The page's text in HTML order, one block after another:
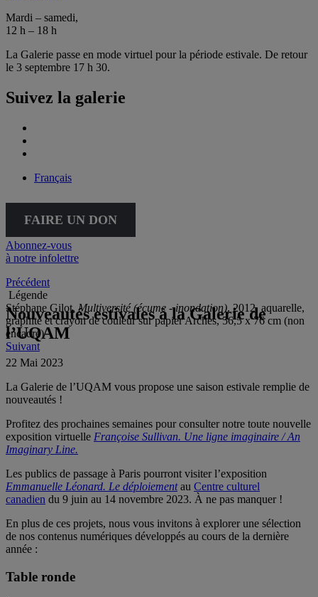
Mardi – samedi,
12 h – 18 h
La Galerie passe en mode virtuel pour la période estivale. De retour
le 3 septembre 17 h 30.
Suivez la galerie
Français
FAIRE UN DON
Abonnez-vous
à notre infolettre
Précédent
Légende
Stéphane Gilot, Multiversité (écume - inondation), 2012, aquarelle,
graphite et crayon de couleur sur papier Arches, 56,5 x 76 cm (non
encadré)
Suivant
Nouveautés estivales à la Galerie de
l’UQAM
22 Mai 2023
La Galerie de l’UQAM vous propose une saison estivale remplie de
nouveautés !
Profitez des prochaines semaines pour consulter notre toute nouvelle
exposition virtuelle Françoise Sullivan. Une ligne imaginaire / An
Imaginary Line.
Les publics de passage à Paris pourront visiter l’exposition
Emmanuelle Léonard. Le déploiementau Centre culturel
canadien du 9 juin au 14 novembre 2023. À ne pas manquer !
En plus de ces projets, nous vous invitons à explorer une sélection
de nos contenus numériques développés au cours de la dernière
année :
Table ronde